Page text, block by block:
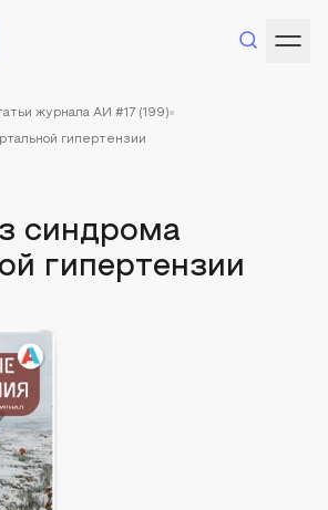
журнала АИ #17 (199)
гипертензии
синдрома
гипертензии